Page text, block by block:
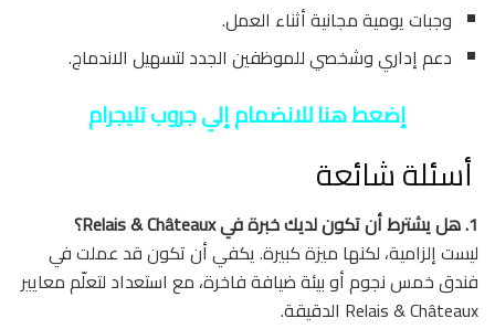
وجبات يومية مجانية أثناء العمل.
دعم إداري وشخصي للموظفين الجدد لتسهيل الاندماج.
إضعط هنا للانضمام إلي جروب تليجرام
أسئلة شائعة
1. هل يشترط أن تكون لديك خبرة في Relais & Châteaux؟
ليست إلزامية، لكنها ميزة كبيرة. يكفي أن تكون قد عملت في
فندق خمس نجوم أو بيئة ضيافة فاخرة، مع استعداد لتعلّم معايير
Relais & Châteaux الدقيقة.